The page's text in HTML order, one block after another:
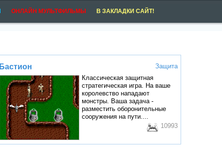
ОНЛАЙН МУЛЬТФИЛЬМЫ
В ЗАКЛАДКИ САЙТ!
Бастион
Защита
Классическая защитная
стратегическая игра. На ваше
королевство нападают
монстры. Ваша задача -
разместить оборонительные
сооружения на пути....
10993